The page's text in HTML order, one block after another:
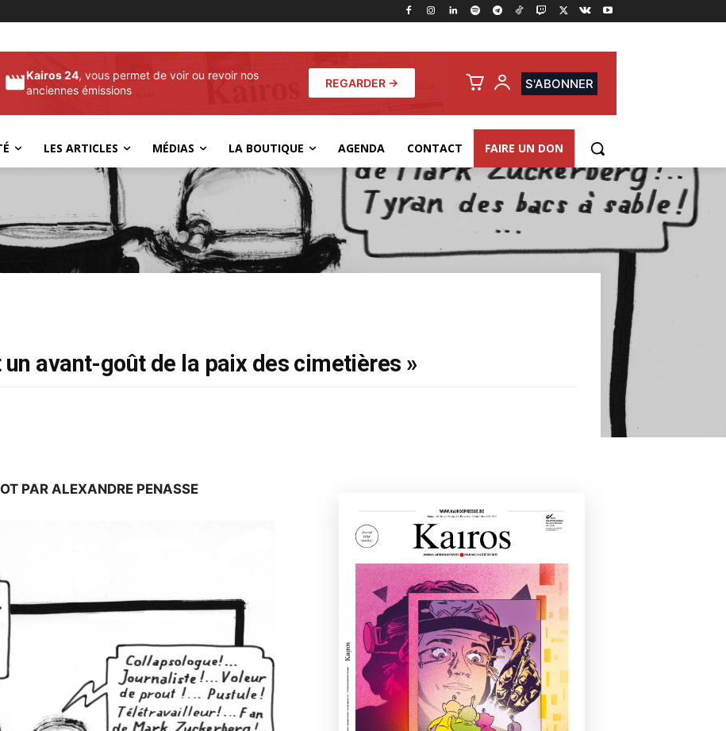
Kairos 24, vous permet de voir ou revoir nos
anciennes émissions
REGARDER → S'ABONNER
LES ARTICLES MÉDIAS LA BOUTIQUE AGENDA CONTACT FAIRE UN DON
un avant-goût de la paix des cimetières »
PAR ALEXANDRE PENASSE